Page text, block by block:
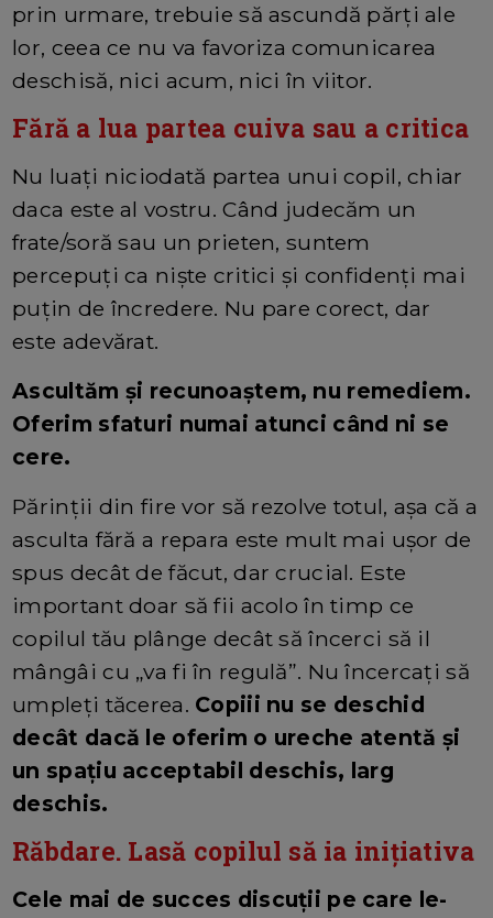
prin urmare, trebuie să ascundă părți ale
lor, ceea ce nu va favoriza comunicarea
deschisă, nici acum, nici în viitor.
Fără a lua partea cuiva sau a critica
Nu luați niciodată partea unui copil, chiar
daca este al vostru. Când judecăm un
frate/soră sau un prieten, suntem
percepuți ca niște critici și confidenți mai
puțin de încredere. Nu pare corect, dar
este adevărat.
Ascultăm și recunoaştem, nu remediem.
Oferim sfaturi numai atunci când ni se
cere.
Părinții din fire vor să rezolve totul, așa că a
asculta fără a repara este mult mai ușor de
spus decât de făcut, dar crucial. Este
important doar să fii acolo în timp ce
copilul tău plânge decât să încerci să il
mângâi cu „va fi în regulă”. Nu încercați să
umpleți tăcerea. Copiii nu se deschid
decât dacă le oferim o ureche atentă și
un spațiu acceptabil deschis, larg
deschis.
Răbdare. Lasă copilul să ia iniţiativa
Cele mai de succes discuții pe care le-